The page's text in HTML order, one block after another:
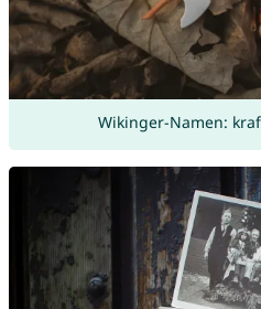
Wikinger-Namen: